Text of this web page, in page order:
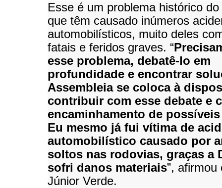
Esse é um problema histórico
que têm causado inúmeros
automobilísticos, muito deles
fatais e feridos graves. “
esse problema, debatê-lo em
profundidade e encontrar
Assembleia se coloca à
contribuir com esse debate e
encaminhamento de
Eu mesmo já fui vítima de
automobilístico causado por
soltos nas rodovias, graças a
sofri danos materiais”, afirmou
Júnior Verde.